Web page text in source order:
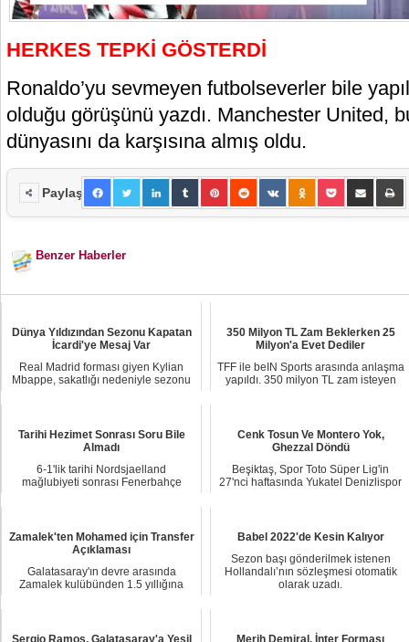
HERKES TEPKİ GÖSTERDİ
Ronaldo’yu sevmeyen futbolseverler bile
olduğu görüşünü yazdı. Manchester United,
dünyasını da karşısına almış oldu.
Paylaş
Benzer Haberler
Dünya Yıldızından Sezonu Kapatan
İcardi'ye Mesaj Var
Real Madrid forması giyen Kylian
Mbappe, sakatlığı nedeniyle sezonu
350 Milyon TL Zam Beklerken 25
Milyon'a Evet Dediler
TFF ile beIN Sports arasında anlaşma
yapıldı. 350 milyon TL zam isteyen
Tarihi Hezimet Sonrası Soru Bile
Almadı
6-1'lik tarihi Nordsjaelland
mağlubiyeti sonrası Fenerbahçe
Cenk Tosun Ve Montero Yok,
Ghezzal Döndü
Beşiktaş, Spor Toto Süper Lig'in
27'nci haftasında Yukatel Denizlispor
Zamalek'ten Mohamed için Transfer
Açıklaması
Galatasaray'ın devre arasında
Zamalek kulübünden 1.5 yıllığına
Babel 2022'de Kesin Kalıyor
Sezon başı gönderilmek istenen
Hollandalı’nın sözleşmesi otomatik
olarak uzadı.
Sergio Ramos, Galatasaray'a Yeşil
Merih Demiral, İnter Forması